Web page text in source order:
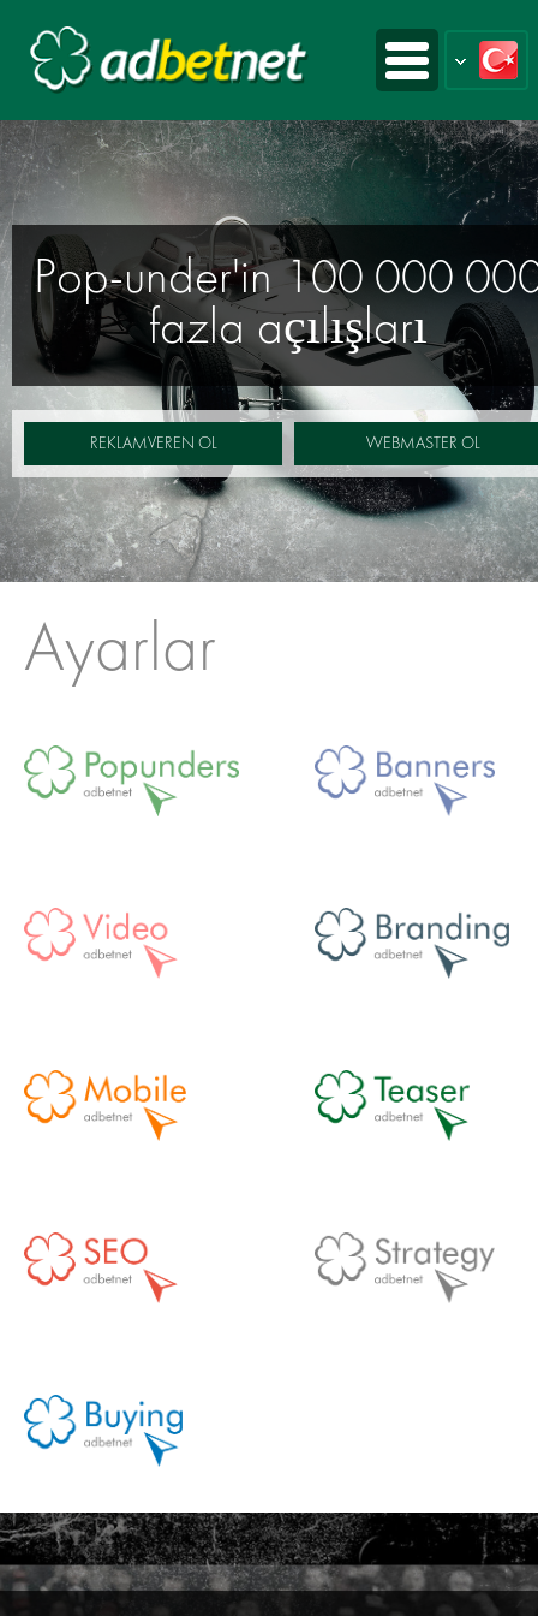
25 000 000
benzersiz mobil
REKLAMVEREN OL
Ayarlar